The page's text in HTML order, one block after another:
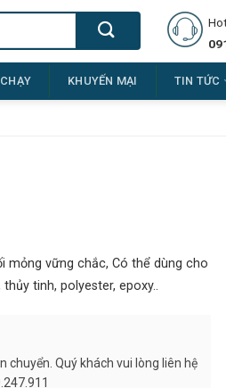
KHUYẾN MẠI TIN TỨC
mỏng vững chắc, Có thể dùng cho
tinh, polyester, epoxy..
chuyển. Quý khách vui lòng liên hệ